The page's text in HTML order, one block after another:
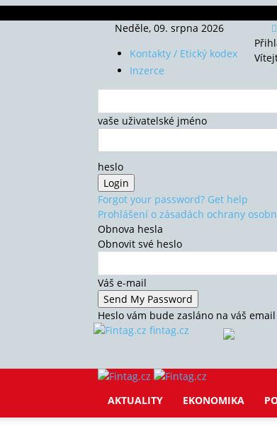
Neděle, 09. srpna 2026
Kontakty / Etický kodex
Inzerce
vaše uživatelské jméno
heslo
Forgot your password? Get help
Prohlášení o zásadách ochrany
Obnova hesla
Obnovit své heslo
Váš e-mail
Heslo vám bude zasláno na váš email
fintag.cz
AKTUALITY EKONOMIKA